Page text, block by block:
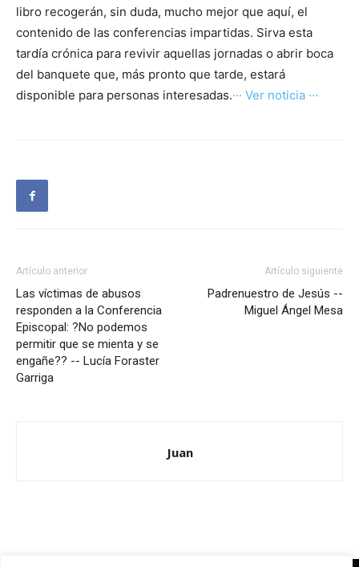
libro recogerán, sin duda, mucho mejor que aquí, el
contenido de las conferencias impartidas. Sirva esta
tardía crónica para revivir aquellas jornadas o abrir boca
del banquete que, más pronto que tarde, estará
disponible para personas interesadas.··· Ver noticia ···
Artículo anterior
Las víctimas de abusos
responden a la Conferencia
Episcopal: ?No podemos
permitir que se mienta y se
engañe?? -- Lucía Foraster
Garriga
Artículo siguiente
Padrenuestro de Jesús --
Miguel Ángel Mesa
Juan